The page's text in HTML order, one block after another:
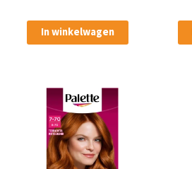
In winkelwagen